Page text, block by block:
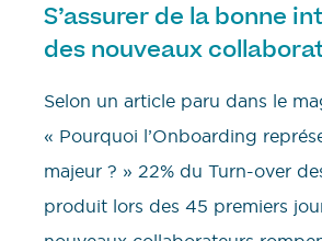
S’assurer de la bonne
des nouveaux
Selon un article paru dans le
« Pourquoi l’Onboarding
majeur ? » 22% du Turn-over
produit lors des 45 premiers